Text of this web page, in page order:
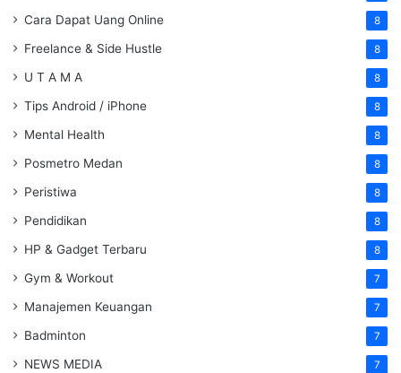
Cara Dapat Uang Online 8
Freelance & Side Hustle 8
U T A M A 8
Tips Android / iPhone 8
Mental Health 8
Posmetro Medan 8
Peristiwa 8
Pendidikan 8
HP & Gadget Terbaru 8
Gym & Workout 7
Manajemen Keuangan 7
Badminton 7
NEWS MEDIA 7